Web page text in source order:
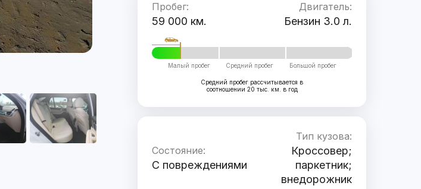
Пробег:
59 000 км.
Двигатель:
Бензин 3.0 л.
Малый пробег Средний пробег Большой пробег
Средний пробег рассчитывается в
соотношении 20 тыс. км. в год
Состояние:
C повреждениями
Тип кузова:
Кроссовер;
паркетник;
внедорожник